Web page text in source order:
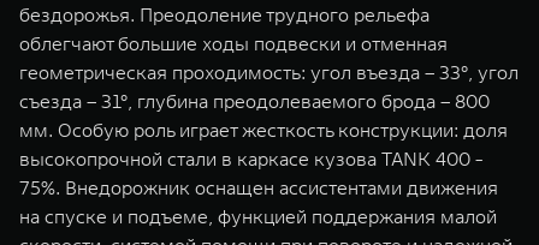
бездорожья. Преодоление трудного рельефа
облегчают большие ходы подвески и отменная
геометрическая проходимость: угол въезда – 33°, угол
съезда – 31°, глубина преодолеваемого брода – 800
мм. Особую роль играет жесткость конструкции: доля
высокопрочной стали в каркасе кузова TANK 400 -
75%. Внедорожник оснащен ассистентами движения
на спуске и подъеме, функцией поддержания малой